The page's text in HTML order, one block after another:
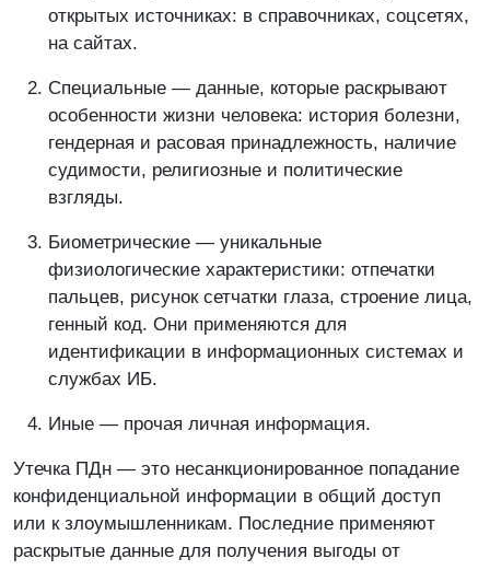
открытых источниках: в справочниках, соцсетях,
на сайтах.
Специальные — данные, которые раскрывают
особенности жизни человека: история болезни,
гендерная и расовая принадлежность, наличие
судимости, религиозные и политические
взгляды.
Биометрические — уникальные
физиологические характеристики: отпечатки
пальцев, рисунок сетчатки глаза, строение лица,
генный код. Они применяются для
идентификации в информационных системах и
службах ИБ.
Иные — прочая личная информация.
Утечка ПДн — это несанкционированное попадание
конфиденциальной информации в общий доступ
или к злоумышленникам. Последние применяют
раскрытые данные для получения выгоды от